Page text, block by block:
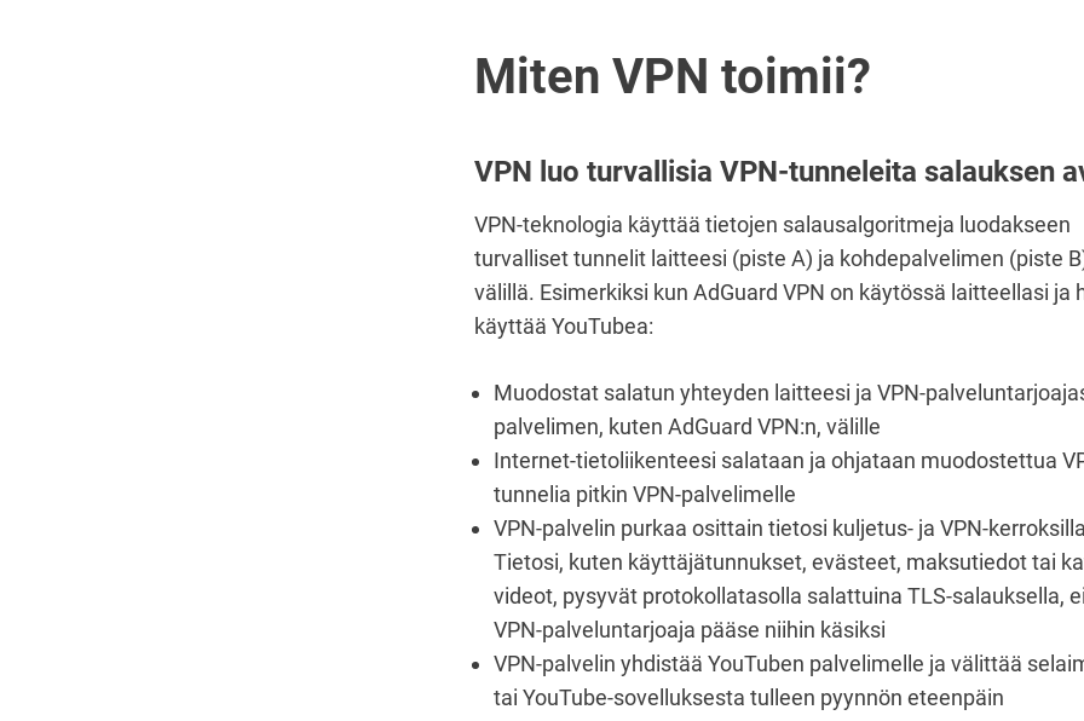
Miten VPN toimii?
VPN luo turvallisia VPN-tunneleita salauksen
VPN-teknologia käyttää tietojen salausalgoritmeja luodakseen
turvalliset tunnelit laitteesi (piste A) ja kohdepalvelimen (piste
välillä. Esimerkiksi kun AdGuard VPN on käytössä laitteellasi ja
käyttää YouTubea:
Muodostat salatun yhteyden laitteesi ja VPN-
palvelimen, kuten AdGuard VPN:n, välille
Internet-tietoliikenteesi salataan ja ohjataan muodostettua
tunnelia pitkin VPN-palvelimelle
VPN-palvelin purkaa osittain tietosi kuljetus- ja VPN-
Tietosi, kuten käyttäjätunnukset, evästeet, maksutiedot tai
videot, pysyvät protokollatasolla salattuina TLS-salauksella,
VPN-palveluntarjoaja pääse niihin käsiksi
VPN-palvelin yhdistää YouTuben palvelimelle ja välittää
tai YouTube-sovelluksesta tulleen pyynnön eteenpäin